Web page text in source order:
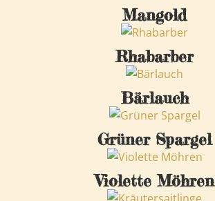
Mangold
Rhabarber
Bärlauch
Grüner Spargel
Violette Möhren